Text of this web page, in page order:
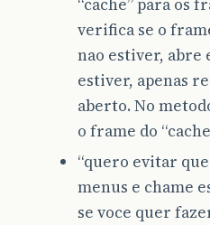
“cache” para os
verifica se o
nao estiver, abre
estiver, apenas
aberto. No
o frame do
“quero evitar
menus e chame
se voce quer